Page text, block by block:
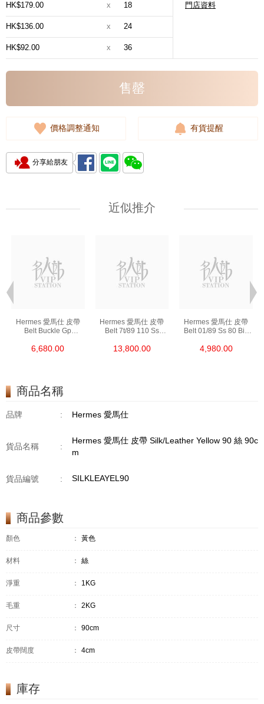
門店資料
HK$179.00 x 18
HK$136.00 x 24
HK$92.00 x 36
售罄
價格調整通知 有貨提醒
分享給朋友
近似推介
Hermes 愛馬仕 皮帶
Belt Buckle Gp
(皮帶扣須連皮帶購買)
6,680.00
Hermes 愛馬仕 皮帶
Belt 7t/89 110 Ss
110cm
13,800.00
Hermes 愛馬仕 皮帶
Belt 01/89 Ss 80 Big
4,980.00
商品名稱
品牌 : Hermes 愛馬仕
貨品名稱 :
Hermes 愛馬仕 皮帶 Silk/Leather Yellow 90 絲 90c
m
貨品編號 : SILKLEAYEL90
商品參數
顏色 ： 黃色
材料 ： 絲
淨重 ： 1KG
毛重 ： 2KG
尺寸 ： 90cm
皮帶闊度 ： 4cm
庫存